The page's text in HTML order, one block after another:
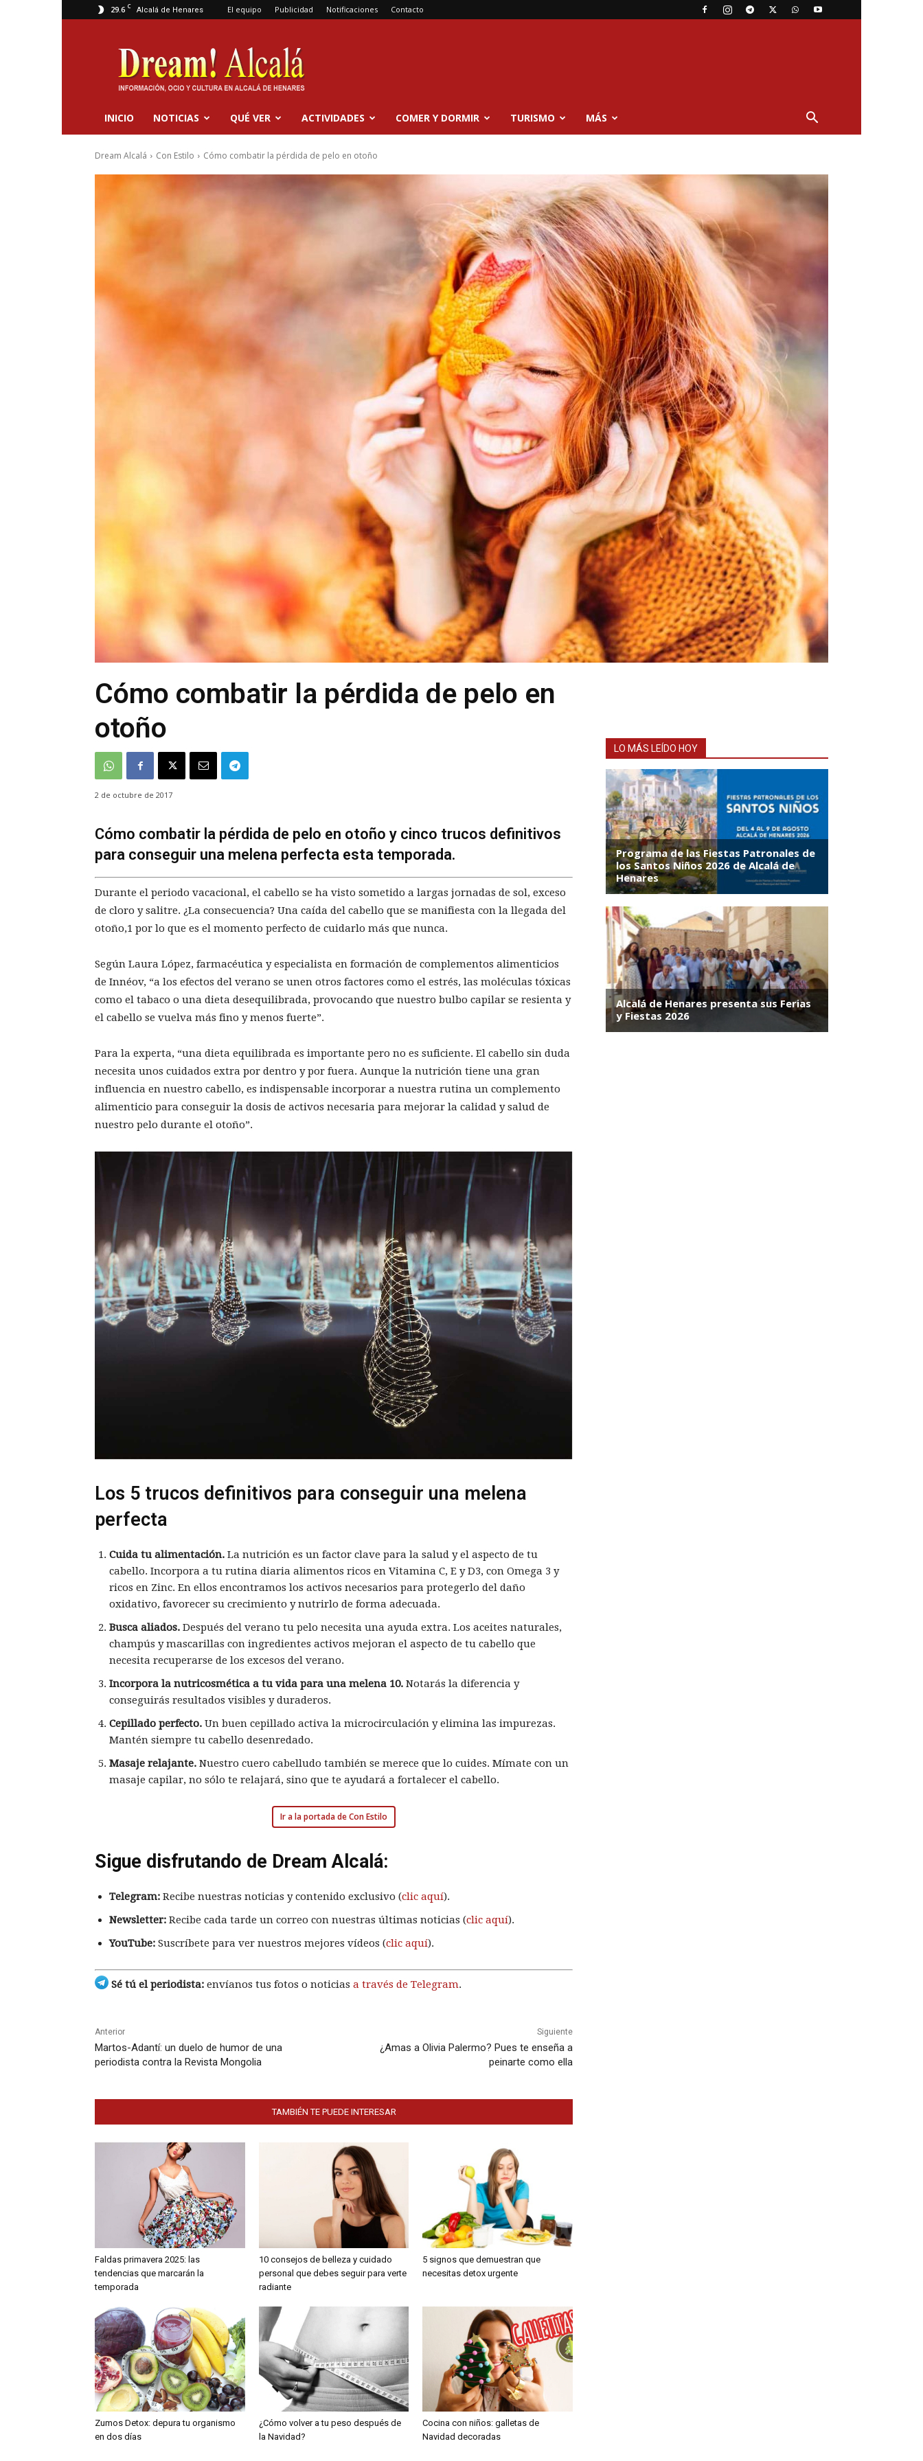
29.6 C Alcalá de Henares El equipo Publicidad Notificaciones Contacto
Dream
Alcalá
INICIO NOTICIAS QUÉ VER ACTIVIDADES COMER Y DORMIR TURISMO MÁS
Dream Alcalá Con Estilo Cómo combatir la pérdida de pelo en otoño
Cómo combatir la pérdida de pelo en
otoño
2 de octubre de 2017
Cómo combatir la pérdida de pelo en otoño y cinco trucos definitivos
para conseguir una melena perfecta esta temporada.
Durante el periodo vacacional, el cabello se ha visto sometido a largas jornadas de sol, exceso
de cloro y salitre. ¿La consecuencia? Una caída del cabello que se manifiesta con la llegada del
otoño,1 por lo que es el momento perfecto de cuidarlo más que nunca.
Según Laura López, farmacéutica y especialista en formación de complementos alimenticios
de Innéov, “a los efectos del verano se unen otros factores como el estrés, las moléculas tóxicas
como el tabaco o una dieta desequilibrada, provocando que nuestro bulbo capilar se resienta y
el cabello se vuelva más fino y menos fuerte”.
Para la experta, “una dieta equilibrada es importante pero no es suficiente. El cabello sin duda
necesita unos cuidados extra por dentro y por fuera. Aunque la nutrición tiene una gran
influencia en nuestro cabello, es indispensable incorporar a nuestra rutina un complemento
alimenticio para conseguir la dosis de activos necesaria para mejorar la calidad y salud de
nuestro pelo durante el otoño”.
Los 5 trucos definitivos para conseguir una melena
perfecta
Cuida tu alimentación. La nutrición es un factor clave para la salud y el aspecto de tu
cabello. Incorpora a tu rutina diaria alimentos ricos en Vitamina C, E y D3, con Omega 3 y
ricos en Zinc. En ellos encontramos los activos necesarios para protegerlo del daño
oxidativo, favorecer su crecimiento y nutrirlo de forma adecuada.
Busca aliados. Después del verano tu pelo necesita una ayuda extra. Los aceites naturales,
champús y mascarillas con ingredientes activos mejoran el aspecto de tu cabello que
necesita recuperarse de los excesos del verano.
Incorpora la nutricosmética a tu vida para una melena 10. Notarás la diferencia y
conseguirás resultados visibles y duraderos.
Cepillado perfecto. Un buen cepillado activa la microcirculación y elimina las impurezas.
Mantén siempre tu cabello desenredado.
Masaje relajante. Nuestro cuero cabelludo también se merece que lo cuides. Mímate con un
masaje capilar, no sólo te relajará, sino que te ayudará a fortalecer el cabello.
Ir a la portada de Con Estilo
Sigue disfrutando de Dream Alcalá:
Telegram: Recibe nuestras noticias y contenido exclusivo (clic aquí).
Newsletter: Recibe cada tarde un correo con nuestras últimas noticias (clic aquí).
YouTube: Suscríbete para ver nuestros mejores vídeos (clic aquí).
Sé tú el periodista: envíanos tus fotos o noticias a través de Telegram.
Anterior
Martos-Adantí: un duelo de humor de una
periodista contra la Revista Mongolia
Siguiente
¿Amas a Olivia Palermo? Pues te enseña a
peinarte como ella
TAMBIÉN TE PUEDE INTERESAR
Faldas primavera 2025: las
tendencias que marcarán la
temporada
10 consejos de belleza y cuidado
personal que debes seguir para verte
radiante
5 signos que demuestran que
necesitas detox urgente
Zumos Detox: depura tu organismo
en dos días
¿Cómo volver a tu peso después de
la Navidad?
Cocina con niños: galletas de
Navidad decoradas
LO MÁS LEÍDO HOY